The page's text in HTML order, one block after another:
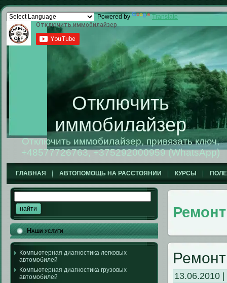
Powered by Translate
Отключить
иммобилайзер
Отключить иммобилайзер, привязать ключ,
+48577726763, +375292000959 (WhatsApp)
ГЛАВНАЯ АВТОПОМОЩЬ НА РАССТОЯНИИ КУРСЫ
Наши услуги
Компьютерная диагностика легковых
автомобилей
Компьютерная диагностика грузовых
автомобилей
13.06.2010